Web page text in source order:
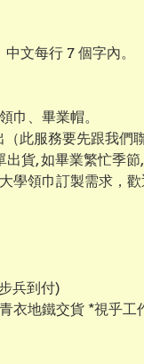
文每行 7 個字內。
巾、畢業帽。
此服務要先跟我們
貨, 如畢業繁忙季
學領巾訂製需求，歡
兵到付)
衣地鐵交貨 *視乎工